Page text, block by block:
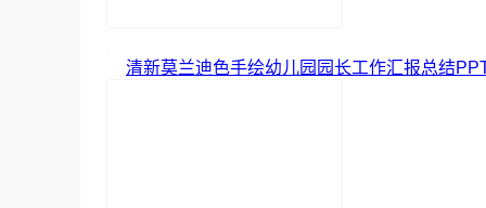
清新莫兰迪色手绘幼儿园园长工作汇报总结